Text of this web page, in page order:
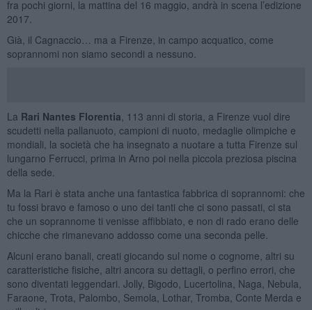
fra pochi giorni, la mattina del 16 maggio, andrà in scena l’edizione
2017.
Già, il Cagnaccio… ma a Firenze, in campo acquatico, come
soprannomi non siamo secondi a nessuno.
La Rari Nantes Florentia , 113 anni di storia, a Firenze vuol dire
scudetti nella pallanuoto, campioni di nuoto, medaglie olimpiche e
mondiali, la società che ha insegnato a nuotare a tutta Firenze sul
lungarno Ferrucci, prima in Arno poi nella piccola preziosa piscina
della sede.
Ma la Rari è stata anche una fantastica fabbrica di soprannomi: che
tu fossi bravo e famoso o uno dei tanti che ci sono passati, ci sta
che un soprannome ti venisse affibbiato, e non di rado erano delle
chicche che rimanevano addosso come una seconda pelle.
Alcuni erano banali, creati giocando sul nome o cognome, altri su
caratteristiche fisiche, altri ancora su dettagli, o perfino errori, che
sono diventati leggendari. Jolly, Bigodo, Lucertolina, Naga, Nebula,
Faraone, Trota, Palombo, Semola, Lothar, Tromba, Conte Merda e